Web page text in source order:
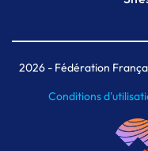
2026- Fédération
Conditions